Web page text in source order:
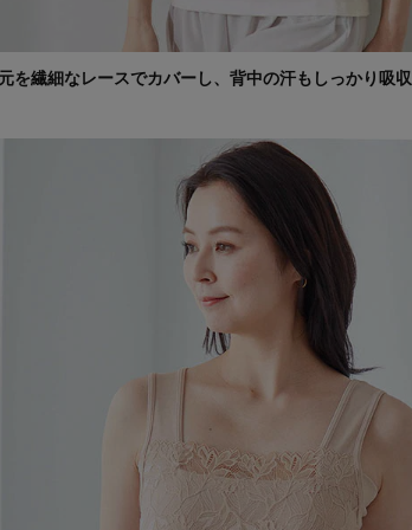
を繊細なレースでカバーし、背中の汗もしっかり吸収